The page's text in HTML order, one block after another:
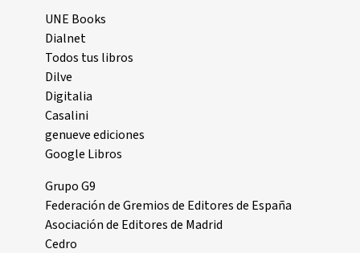
UNE Books
Dialnet
Todos tus libros
Dilve
Digitalia
Casalini
genueve ediciones
Google Libros
Grupo G9
Federación de Gremios de Editores de España
Asociación de Editores de Madrid
Cedro